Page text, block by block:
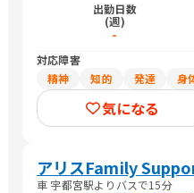
出勤日数
(週)
-
対応障害
精神
知的 発達 身
気になる
アリスFamily
車 宇都宮駅よりバスで15分